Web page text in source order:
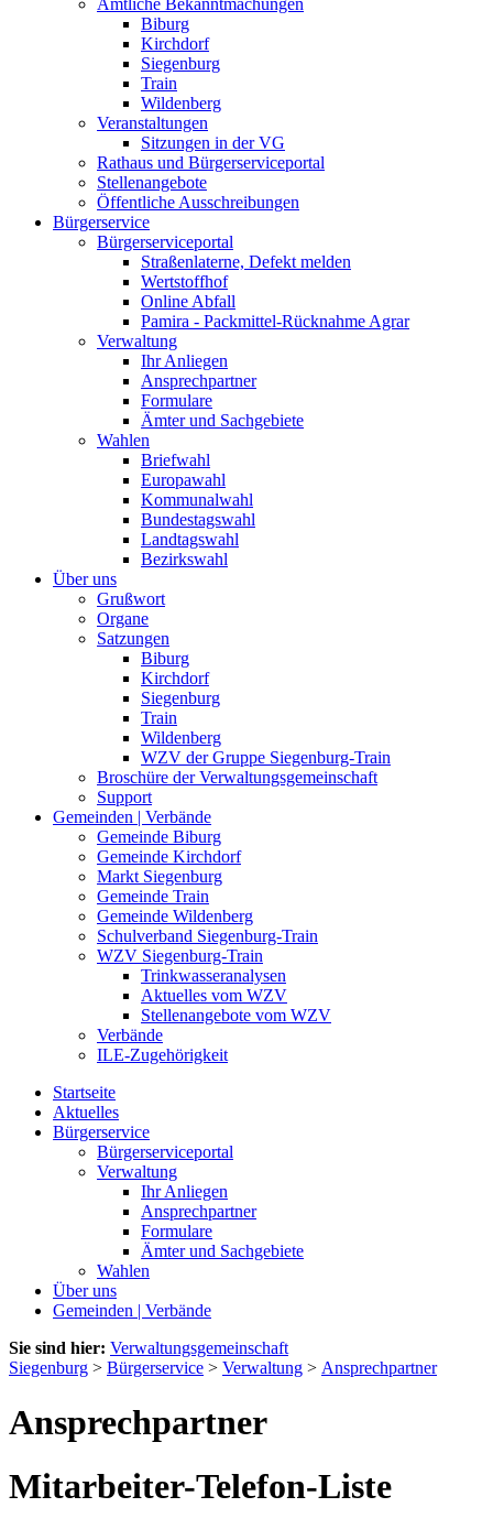
Amtliche Bekanntmachungen
Biburg
Kirchdorf
Siegenburg
Train
Wildenberg
Veranstaltungen
Sitzungen in der VG
Rathaus und Bürgerserviceportal
Stellenangebote
Öffentliche Ausschreibungen
Bürgerservice
Bürgerserviceportal
Straßenlaterne, Defekt melden
Wertstoffhof
Online Abfall
Pamira - Packmittel-Rücknahme Agrar
Verwaltung
Ihr Anliegen
Ansprechpartner
Formulare
Ämter und Sachgebiete
Wahlen
Briefwahl
Europawahl
Kommunalwahl
Bundestagswahl
Landtagswahl
Bezirkswahl
Über uns
Grußwort
Organe
Satzungen
Biburg
Kirchdorf
Siegenburg
Train
Wildenberg
WZV der Gruppe Siegenburg-Train
Broschüre der Verwaltungsgemeinschaft
Support
Gemeinden | Verbände
Gemeinde Biburg
Gemeinde Kirchdorf
Markt Siegenburg
Gemeinde Train
Gemeinde Wildenberg
Schulverband Siegenburg-Train
WZV Siegenburg-Train
Trinkwasseranalysen
Aktuelles vom WZV
Stellenangebote vom WZV
Verbände
ILE-Zugehörigkeit
Startseite
Aktuelles
Bürgerservice
Bürgerserviceportal
Verwaltung
Ihr Anliegen
Ansprechpartner
Formulare
Ämter und Sachgebiete
Wahlen
Über uns
Gemeinden | Verbände
Sie sind hier: Verwaltungsgemeinschaft
Siegenburg > Bürgerservice > Verwaltung > Ansprechpartner
Ansprechpartner
Mitarbeiter-Telefon-Liste